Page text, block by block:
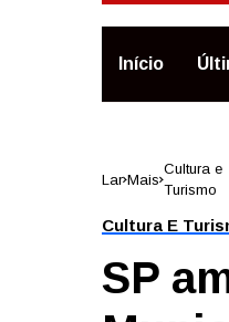
Início
Lar Mais
Cultura e
Turismo
Cultura E
SP